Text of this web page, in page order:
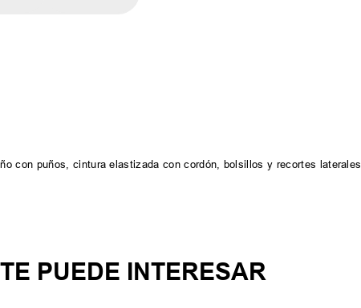
con puños, cintura elastizada con cordón, bolsillos y recortes laterales
PUEDE INTERESAR